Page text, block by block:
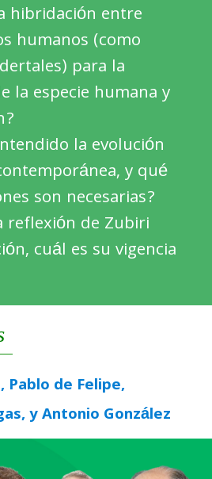
hibridación entre
humanos (como
para la
la especie humana y
la evolución
y qué
son necesarias?
reflexión de Zubiri
cuál es su vigencia
Pablo de Felipe,
y Antonio González